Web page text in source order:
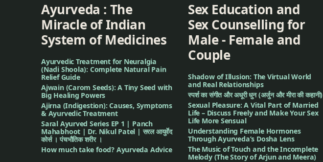
Ayurveda : The
Miracle of Indian
System of Medicines
Ayurvedic Treatment for Neuralgia
(Nadi Shoola): Complete Natural Pain
Relief Guide
Ajwain (Carom Seeds): A Tiny Seed with
Big Healing Powers
Ajirna (Indigestion): Causes, Symptoms
& Ayurvedic Treatment
Saral Ayurved Series EP 1 | Panch
Mahabhoot | Dr. Nikul Patel | सरल आयुर्वेद
कोर्स । पंचभौतिक शरीर ।
How much take food? Ayurveda Advice
Sex Education and
Sex Counselling for
Male - Female and
Couple
Shadow of Illusion: The Virtual World
and Real Relationships
स्पर्श का संगीत और अधूरी धुन (अर्जुन और मीरा की कहानी)
Sexual Pleasure: A Vital Part of Married
Life – Discuss Freely and Make Your Sex
Life More Sensual
Understanding Female Hormones
Through Ayurveda’s Dosha Lens
The Music of Touch and the Incomplete
Melody (The Story of Arjun and Meera)